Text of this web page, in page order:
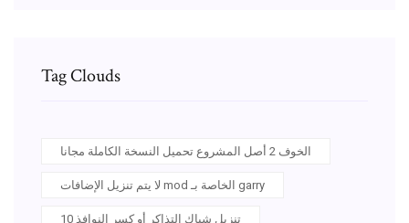
Tag Clouds
الخوف 2 أصل المشروع تحميل النسخة الكاملة مجانا
لا يتم تنزيل الإضافات mod الخاصة بـ garry
تنزيل شباك التذاكر أو كسر النوافذ 10